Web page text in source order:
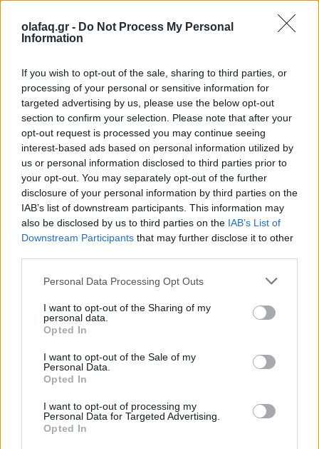
olafaq.gr - Do Not Process My Personal
Information
If you wish to opt-out of the sale, sharing to third parties, or
processing of your personal or sensitive information for
targeted advertising by us, please use the below opt-out
section to confirm your selection. Please note that after your
opt-out request is processed you may continue seeing
interest-based ads based on personal information utilized by
us or personal information disclosed to third parties prior to
your opt-out. You may separately opt-out of the further
disclosure of your personal information by third parties on the
IAB’s list of downstream participants. This information may
also be disclosed by us to third parties on the IAB’s List of
Downstream Participants that may further disclose it to other
Personal Data Processing Opt Outs
I want to opt-out of the Sharing of my
personal data.
Opted In
I want to opt-out of the Sale of my
Personal Data.
Opted In
I want to opt-out of processing my
Personal Data for Targeted Advertising.
Opted In
στοFacebook,BlueskyκαιInstagram.
Ακολουθήστε το OLAFAQ
στο Google News
Ετικέτες :Ασφάλεια,Δολοφονία,Εγκληματικότητα ειδήσεις,
Εισαγγελέας,Μεξικό.
Δείτε επίσης